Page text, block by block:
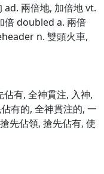
兩倍地, 加倍地 vt.
倍 doubled a. 兩倍
n. 雙頭火車,
有, 全神貫注, 入神,
有的, 全神貫注的, 一
先佔領, 搶先佔有, 使